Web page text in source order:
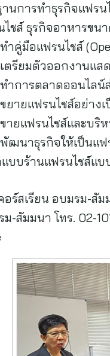
นการทำธุรกิจแฟร
ชส์ ธุรกิจอาหารข
ำคู่มือแฟรนไชส์
ตรียมตัวออกงานแ
ำการตลาดออนไล
ายแฟรนไชส์อย่างเ
ายแฟรนไชส์และบริ
ฒนาธุรกิจให้เป็นแ
บบร้านแฟรนไชส์แ
อร์สเรียน อบมรม-สั
-สัมมนา โทร. 02-